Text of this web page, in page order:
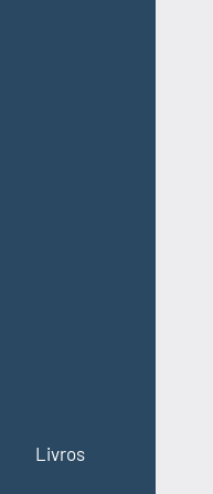
Livros